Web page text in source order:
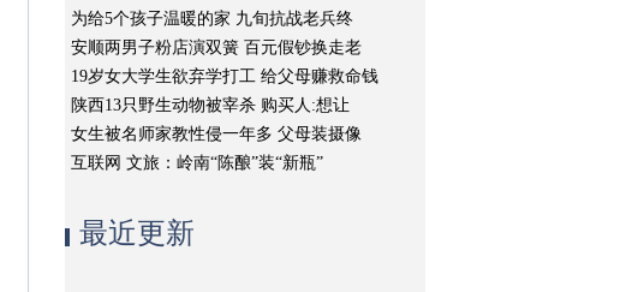
为给5个孩子温暖的家 九旬抗战老兵终
安顺两男子粉店演双簧 百元假钞换走老
19岁女大学生欲弃学打工 给父母赚救命钱
陕西13只野生动物被宰杀 购买人:想让
女生被名师家教性侵一年多 父母装摄像
互联网 文旅：岭南“陈酿”装“新瓶”
最近更新